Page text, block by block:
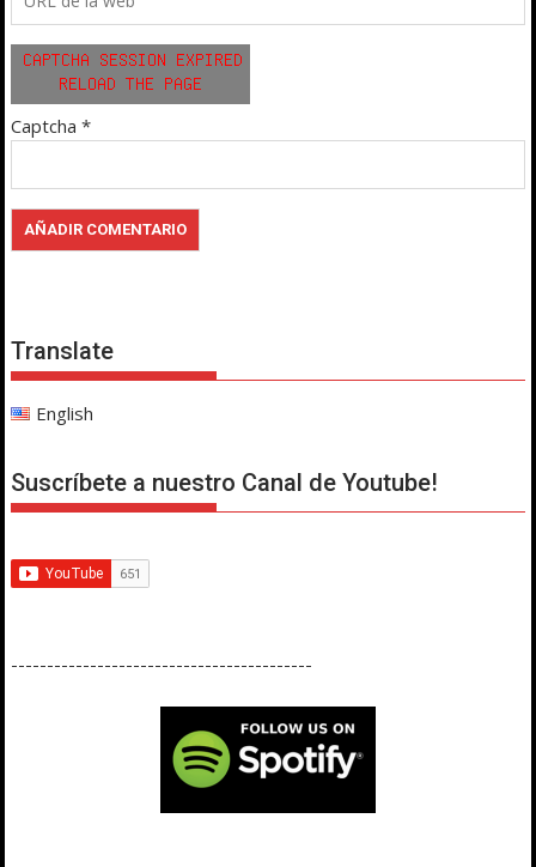
Captcha *
Translate
English
Suscríbete a nuestro Canal de Youtube!
------------------------------------------